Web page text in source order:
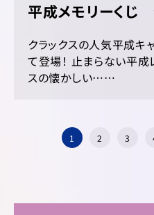
平成メモリーくじ
クラックスの人気平成キ
て登場！ 止まらない平成
スの懐かしい……
1 2 3